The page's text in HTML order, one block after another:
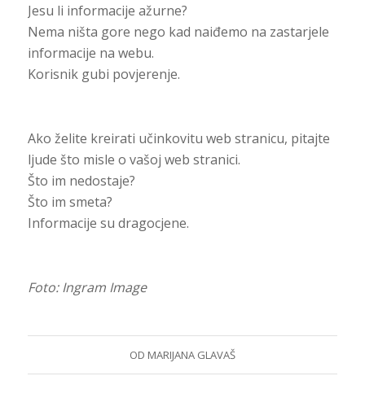
Jesu li informacije ažurne?
Nema ništa gore nego kad naiđemo na zastarjele
informacije na webu.
Korisnik gubi povjerenje.
Ako želite kreirati učinkovitu web stranicu, pitajte
ljude što misle o vašoj web stranici.
Što im nedostaje?
Što im smeta?
Informacije su dragocjene.
Foto: Ingram Image
OD MARIJANA GLAVAŠ